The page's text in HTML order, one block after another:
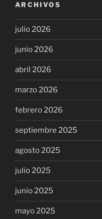
ARCHIVOS
julio 2026
junio 2026
abril 2026
marzo 2026
febrero 2026
septiembre 2025
agosto 2025
julio 2025
junio 2025
mayo 2025